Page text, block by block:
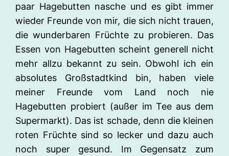
paar Hagebutten nasche und es gibt immer
wieder Freunde von mir, die sich nicht trauen,
die wunderbaren Früchte zu probieren. Das
Essen von Hagebutten scheint generell nicht
mehr allzu bekannt zu sein. Obwohl ich ein
absolutes Großstadtkind bin, haben viele
meiner Freunde vom Land noch nie
Hagebutten probiert (außer im Tee aus dem
Supermarkt). Das ist schade, denn die kleinen
roten Früchte sind so lecker und dazu auch
noch super gesund. Im Gegensatz zum